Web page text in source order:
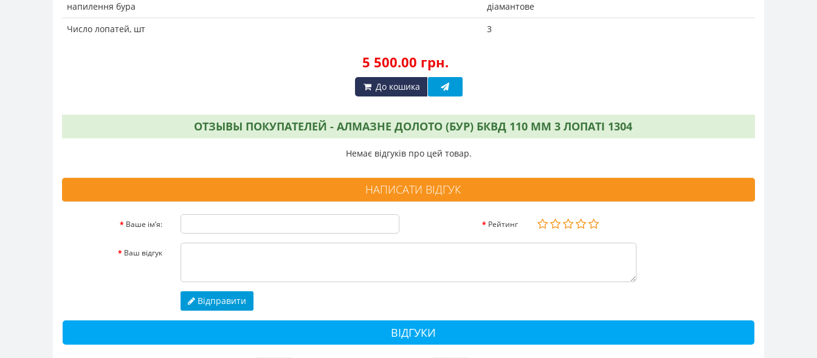
напилення бура
діамантове
Число лопатей, шт
3
5 500.00 грн.
До кошика
ОТЗЫВЫ ПОКУПАТЕЛЕЙ - АЛМАЗНЕ ДОЛОТО (БУР) БКВД 110 ММ 3 ЛОПАТІ 1304
Немає відгуків про цей товар.
НАПИСАТИ ВІДГУК
Ваше ім’я: Рейтинг
Ваш відгук
Відправити
ВІДГУКИ